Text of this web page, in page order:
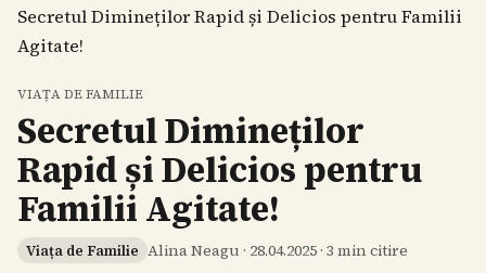
Secretul Dimineților Rapid și Delicios pentru Familii
Agitate!
VIAȚA DE FAMILIE
Secretul Dimineților
Rapid și Delicios pentru
Familii Agitate!
Viața de Familie Alina Neagu · 28.04.2025 · 3 min citire